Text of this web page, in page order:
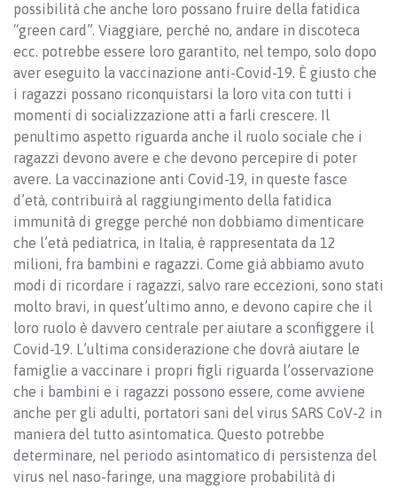
possibilità che anche loro possano fruire della fatidica
“green card”. Viaggiare, perché no, andare in discoteca
ecc. potrebbe essere loro garantito, nel tempo, solo dopo
aver eseguito la vaccinazione anti-Covid-19. È giusto che
i ragazzi possano riconquistarsi la loro vita con tutti i
momenti di socializzazione atti a farli crescere. Il
penultimo aspetto riguarda anche il ruolo sociale che i
ragazzi devono avere e che devono percepire di poter
avere. La vaccinazione anti Covid-19, in queste fasce
d’età, contribuirà al raggiungimento della fatidica
immunità di gregge perché non dobbiamo dimenticare
che l’età pediatrica, in Italia, è rappresentata da 12
milioni, fra bambini e ragazzi. Come già abbiamo avuto
modi di ricordare i ragazzi, salvo rare eccezioni, sono stati
molto bravi, in quest’ultimo anno, e devono capire che il
loro ruolo è davvero centrale per aiutare a sconfiggere il
Covid-19. L’ultima considerazione che dovrà aiutare le
famiglie a vaccinare i propri figli riguarda l’osservazione
che i bambini e i ragazzi possono essere, come avviene
anche per gli adulti, portatori sani del virus SARS CoV-2 in
maniera del tutto asintomatica. Questo potrebbe
determinare, nel periodo asintomatico di persistenza del
virus nel naso-faringe, una maggiore probabilità di